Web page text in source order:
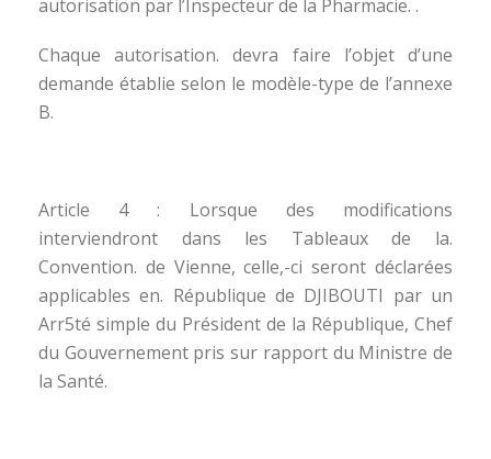
autorisation par l’Inspecteur de la Pharmacie. .
Chaque autorisation. devra faire l’objet d’une
demande établie selon le modèle-type de l’annexe
B.
Article 4 : Lorsque des modifications
interviendront dans les Tableaux de la.
Convention. de Vienne, celle,-ci seront déclarées
applicables en. République de DJIBOUTI par un
Arr5té simple du Président de la République, Chef
du Gouvernement pris sur rapport du Ministre de
la Santé.